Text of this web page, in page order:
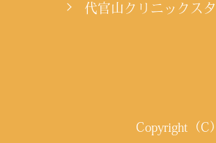
代官山クリニックス
Copyright（